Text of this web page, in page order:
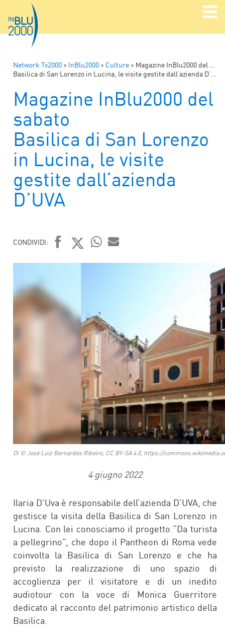
Network Tv2000 > InBlu2000 > Culture > Magazine InBlu2000 del sabato
Basilica di San Lorenzo in Lucina, le visite gestite dall’azienda D’UVA
Magazine InBlu2000 del
sabato
Basilica di San Lorenzo
in Lucina, le visite
gestite dall’azienda
D’UVA
CONDIVIDI:
FACEBOOK
TWITTER
WHATSAPP
MAIL
Di © José Luiz Bernardes Ribeiro, CC BY-SA 4.0, https://
4 giugno 2022
Ilaria D’Uva è responsabile dell’azienda D’UVA, che
gestisce la visita della Basilica di San Lorenzo in
Lucina. Con lei conosciamo il progetto “Da turista
a pellegrino”, che dopo il Pantheon di Roma vede
coinvolta la Basilica di San Lorenzo e che ha
previsto la realizzazione di uno spazio di
accoglienza per il visitatore e di un inedito
audiotour con la voce di Monica Guerritore
dedicato al racconto del patrimonio artistico della
Basilica.